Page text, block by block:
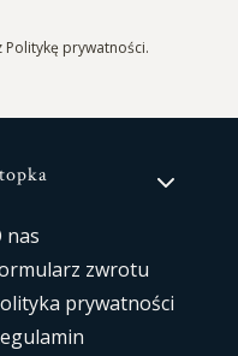
Politykę prywatności.
w stopce
nas
zwrotu
prywatności